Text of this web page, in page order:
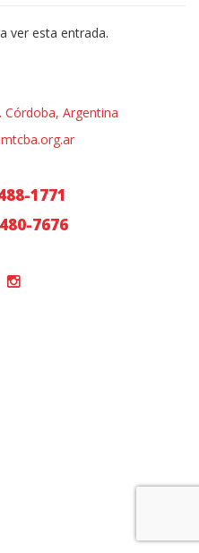
ver esta entrada.
Córdoba, Argentina
1771
7676